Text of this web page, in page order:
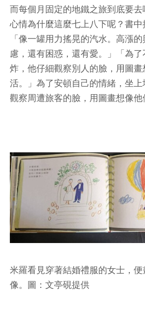
而每個月固定的地鐵之旅到底要
心情為什麼這麼七上八下呢？書
「像一罐用力搖晃的汽水。高漲
慮，還有困惑，還有愛。」「為
炸，他仔細觀察別人的臉，用圖畫
活。」為了安頓自己的情緒，坐
觀察周遭旅客的臉，用圖畫想像他
米羅看見穿著結婚禮服的女士，便
像。圖：文亭硯提供